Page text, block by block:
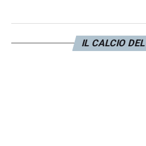
ad eccezione della
preparare meglio le
IL CALCIO